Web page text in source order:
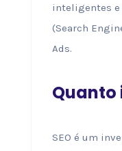
inteligentes e
(Search
Ads.
Quanto
SEO é um